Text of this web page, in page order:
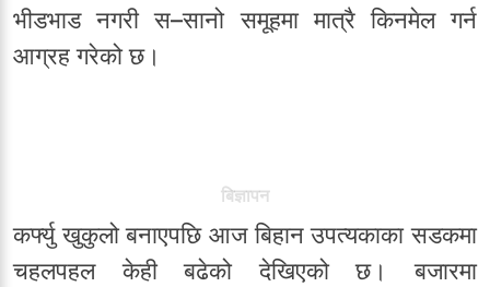
भीडभाड नगरी स–सानो समूहमा मात्रै किनमेल गर्न
आग्रह गरेको छ।
बिज्ञापन
कर्फ्यु खुकुलो बनाएपछि आज बिहान उपत्यकाका सडकमा
चहलपहल केही बढेको देखिएको छ। बजारमा